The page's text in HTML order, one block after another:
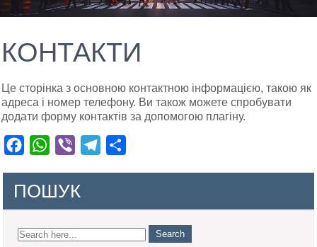
КОНТАКТИ
Це сторінка з основною контактною інформацією, такою як
адреса і номер телефону. Ви також можете спробувати
додати форму контактів за допомогою плагіну.
FacebookWhatsApp
Viber Telegram
ПОШУК